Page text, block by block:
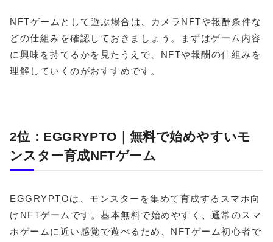
NFTゲームとして遊ぶ場合は、カメラNFTや報酬条件な
どの仕組みを確認しておきましょう。まずはゲーム内容
に興味を持てるかを見たうえで、NFTや報酬の仕組みを
理解していくのがおすすめです。
2位：EGGRYPTO｜無料で始めやすいモ
ンスター育成NFTゲーム
EGGRYPTOは、モンスターを集めて育成するスマホ向
けNFTゲームです。基本無料で始めやすく、通常のスマ
ホゲームに近い感覚で遊べるため、NFTゲーム初心者で